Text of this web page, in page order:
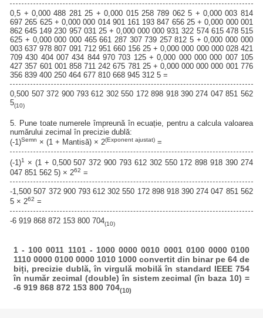
0,5 + 0,000 488 281 25 + 0,000 015 258 789 062 5 + 0,000 003 814
697 265 625 + 0,000 000 014 901 161 193 847 656 25 + 0,000 000 001
862 645 149 230 957 031 25 + 0,000 000 000 931 322 574 615 478 515
625 + 0,000 000 000 465 661 287 307 739 257 812 5 + 0,000 000 000
003 637 978 807 091 712 951 660 156 25 + 0,000 000 000 000 028 421
709 430 404 007 434 844 970 703 125 + 0,000 000 000 000 007 105
427 357 601 001 858 711 242 675 781 25 + 0,000 000 000 000 001 776
356 839 400 250 464 677 810 668 945 312 5 =
0,500 507 372 900 793 612 302 550 172 898 918 390 274 047 851 562
5(10)
5. Pune toate numerele împreună în ecuație, pentru a calcula valoarea
numărului zecimal în precizie dublă:
(-1)Semn × (1 + Mantisă) × 2(Exponent ajustat) =
(-1)1
× (1 + 0,500 507 372 900 793 612 302 550 172 898 918 390 274
047 851 562 5) × 262 =
-1,500 507 372 900 793 612 302 550 172 898 918 390 274 047 851 562
5 × 262 =
-6 919 868 872 153 800 704(10)
1 - 100 0011 1101 - 1000 0000 0010 0001 0100 0000 0100
1110 0000 0100 0000 1010 1000 convertit din binar pe 64 de
biți, precizie dublă, în virgulă mobilă în standard IEEE 754
în număr zecimal (double) în sistem zecimal (în baza 10) =
-6 919 868 872 153 800 704(10)